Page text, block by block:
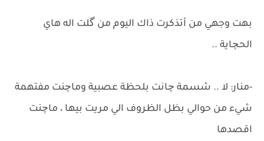
بهت وجهي من أتذكرت ذاك اليوم من گلت اله هاي
الحچاية ..
-منار: لا .. شسمة چانت بلحظة عصبية وماچنت مفتهمة
شيء من حوالي بظل الظروف الي مريت بيها ، ماچنت
اقصدها